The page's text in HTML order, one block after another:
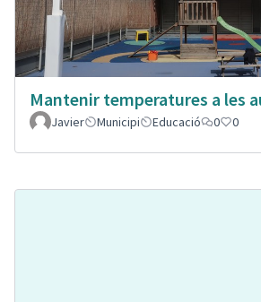
Mantenir temperatures a les
Javier
Municipi Educació 0 0